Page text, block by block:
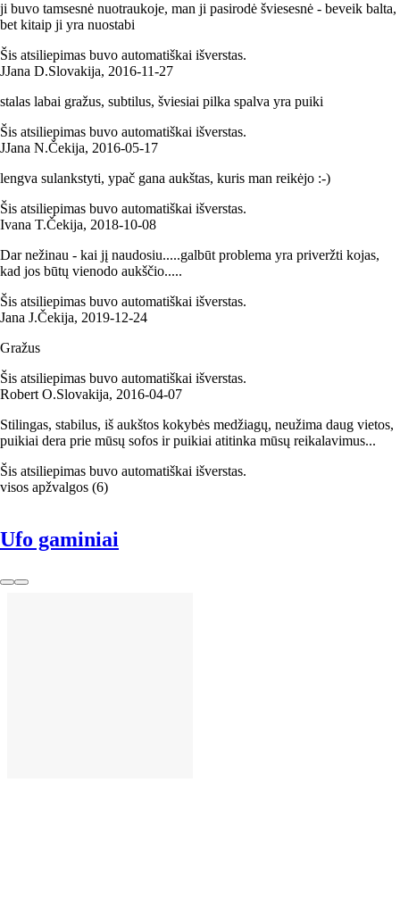
ji buvo tamsesnė nuotraukoje, man ji pasirodė šviesesnė - beveik balta,
bet kitaip ji yra nuostabi
Šis atsiliepimas buvo automatiškai išverstas.
JJana D.Slovakija, 2016‑11‑27
stalas labai gražus, subtilus, šviesiai pilka spalva yra puiki
Šis atsiliepimas buvo automatiškai išverstas.
JJana N.Čekija, 2016‑05‑17
lengva sulankstyti, ypač gana aukštas, kuris man reikėjo :-)
Šis atsiliepimas buvo automatiškai išverstas.
Ivana T.Čekija, 2018‑10‑08
Dar nežinau - kai jį naudosiu.....galbūt problema yra priveržti kojas,
kad jos būtų vienodo aukščio.....
Šis atsiliepimas buvo automatiškai išverstas.
Jana J.Čekija, 2019‑12‑24
Gražus
Šis atsiliepimas buvo automatiškai išverstas.
Robert O.Slovakija, 2016‑04‑07
Stilingas, stabilus, iš aukštos kokybės medžiagų, neužima daug vietos,
puikiai dera prie mūsų sofos ir puikiai atitinka mūsų reikalavimus...
Šis atsiliepimas buvo automatiškai išverstas.
visos apžvalgos (6)
Ufo gaminiai